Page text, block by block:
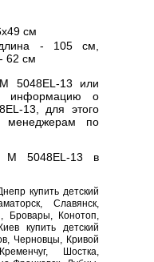
см
- 105 см,
62 см
5048EL-13 или
информацию о
13, для этого
менеджерам по
M 5048EL-13 в
купить детский
Славянск,
Бровары, Конотоп,
купить детский
Черновцы, Кривой
Шостка,